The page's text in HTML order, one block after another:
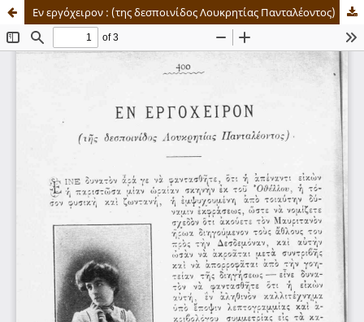
Εν εργόχειρον : (της δεσποινίδος Λουκρητίας Πανταλέοντος)